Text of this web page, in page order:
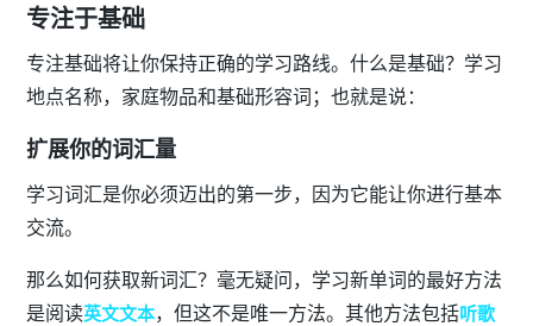
专注于基础
专注基础将让你保持正确的学习路线。什么是基础？学习
地点名称， 家庭物品和基础形容词；也就是说：
扩展你的词汇量
学习词汇是你必须迈出的第一步，因为它能让你进行基本
交流。
那么如何获取新词汇？毫无疑问，学习新单词的最好方法
是阅读英文文本，但这不是唯一方法。其他方法包括听歌